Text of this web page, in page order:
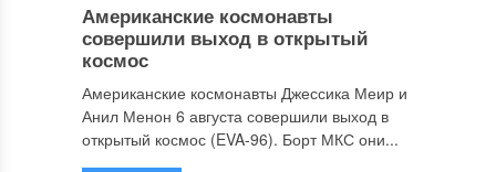
Американские космонавты
совершили выход в открытый
космос
Американские космонавты Джессика Меир и
Анил Менон 6 августа совершили выход в
открытый космос (EVA-96). Борт МКС они...